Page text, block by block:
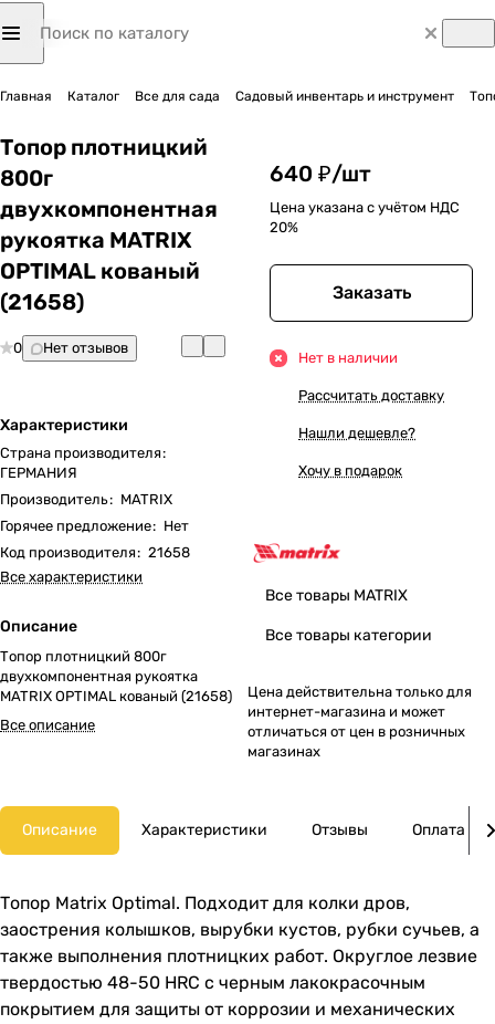
Главная Каталог Все для сада Садовый инвентарь и инструмент
Топор плотницкий
800г
двухкомпонентная
рукоятка MATRIX
OPTIMAL кованый
(21658)
0 Нет отзывов
Характеристики
Страна производителя:
ГЕРМАНИЯ
Производитель: MATRIX
Горячее предложение: Нет
Код производителя: 21658
Все характеристики
Описание
Топор плотницкий 800г
двухкомпонентная рукоятка
MATRIX OPTIMAL кованый (21658)
Все описание
640 ₽/шт
Цена указана с учётом НДС
20%
Заказать
Нет в наличии
Рассчитать доставку
Нашли дешевле?
Хочу в подарок
Все товары MATRIX
Все товары категории
Цена действительна только для
интернет-магазина и может
отличаться от цен в розничных
магазинах
Описание Характеристики Отзывы Оплата
Топор Matrix Optimal. Подходит для колки дров,
заострения колышков, вырубки кустов, рубки сучьев, а
также выполнения плотницких работ. Округлое лезвие
твердостью 48-50 HRC с черным лакокрасочным
покрытием для защиты от коррозии и механических